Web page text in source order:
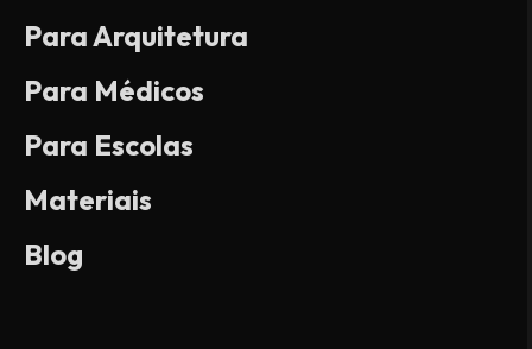
Para Arquitetura
Para Médicos
Para Escolas
Materiais
Blog